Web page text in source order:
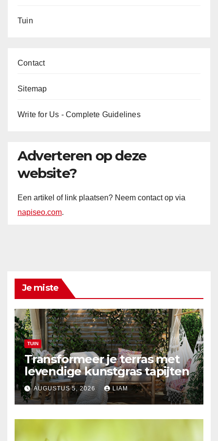
Tuin
Contact
Sitemap
Write for Us - Complete Guidelines
Adverteren op deze
website?
Een artikel of link plaatsen? Neem contact op via
napiseo.com.
Je miste
TUIN
Transformeer je terras met
levendige kunstgras tapijten
AUGUSTUS 5, 2026 LIAM